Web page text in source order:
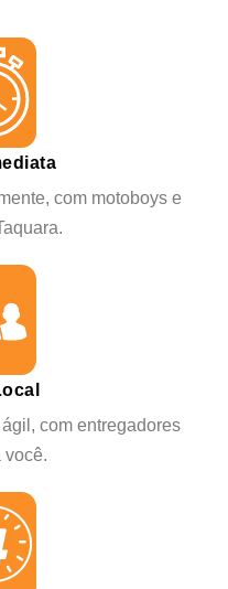
com motoboys e
com entregadores
você.